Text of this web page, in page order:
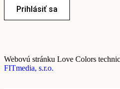
Prihlásiť sa
Webovú stránku Love Colors
FITmedia, s.r.o.